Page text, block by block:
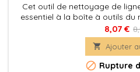
Cet outil de nettoyage de
essentiel à la boîte à outils du
inoxydable doté d'une
lissage des canaux de coulée
sans endommager la surface
préparer les
8,07 €
 Ajouter
 Rupture